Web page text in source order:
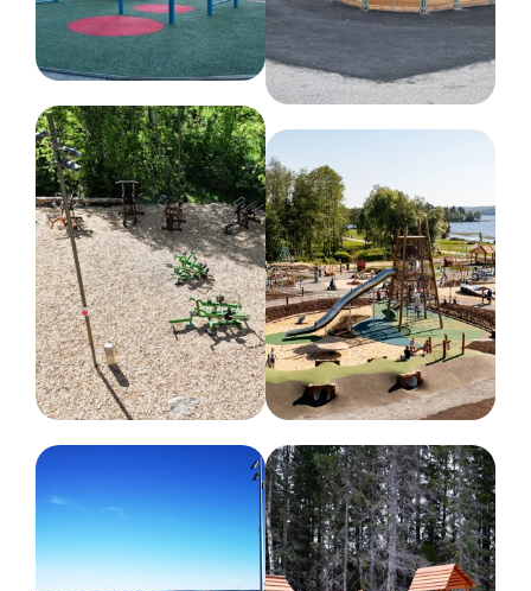
produkt men som kanske har en eller ett par månader på
vårt lager.
Produkterna förväntas levereras mellan 1-3 veckor lite
beroende på vilken produkt det är och vilka kapaciteter som
finns hos fraktbolagen. En produkt kan alltid ta slut om den
har sålts betydligt mer än förväntat, men vi gör allt vi kan
för att kunna leverera en utvald produkt såsnabbt som
möjligt.
Du får en uppskattadleverans när du är i kontakt med oss.